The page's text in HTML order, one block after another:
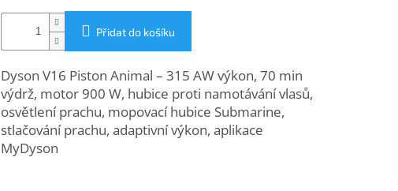
Přidat do košíku
Dyson V16 Piston Animal – 315 AW výkon, 70 min
výdrž, motor 900 W, hubice proti namotávání vlasů,
osvětlení prachu, mopovací hubice Submarine,
stlačování prachu, adaptivní výkon, aplikace
MyDyson